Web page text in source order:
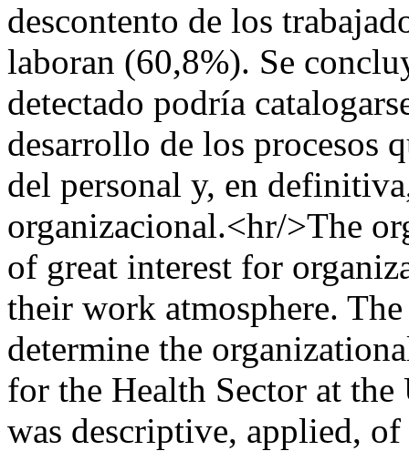
descontento de los
laboran (60,8%). Se
detectado podría
desarrollo de los procesos
del personal y, en
organizacional.<hr/>The
of great interest for
their work atmosphere.
determine the
for the Health Sector at
was descriptive, applied,